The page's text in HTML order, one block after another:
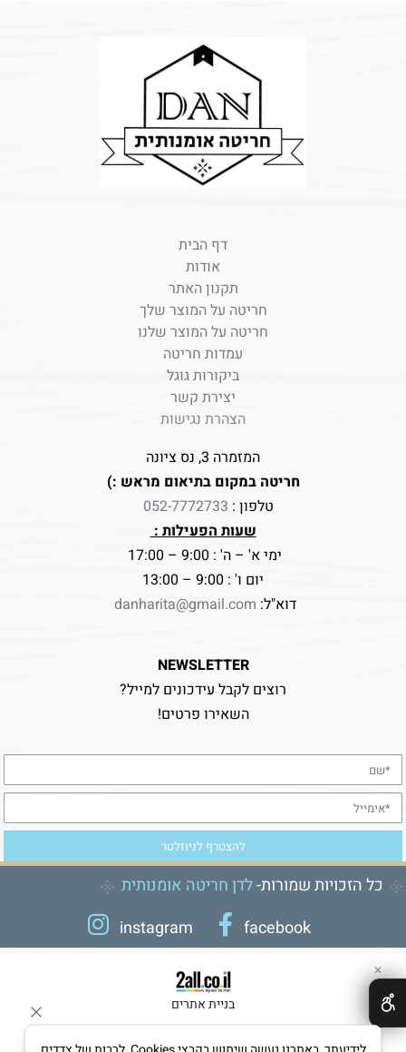
דף הבית
אודות
תקנון האתר
חריטה על המוצר שלך
חריטה על המוצר שלנו
עמדות חריטה
ביקורות גוגל
יצירת קשר
הצהרת נגישות
המזמרה 3, נס ציונה
חריטה במקום בתיאום מראש :)
טלפון : 052-7772733
שעות הפעילות :
ימי א' – ה' : 9:00 – 17:00
יום ו' : 9:00 – 13:00
דוא"ל: danharita@gmail.com
NEWSLETTER
רוצים לקבל עידכונים למייל?
השאירו פרטים!
כל הזכויות שמורות-לדן חריטה אומנותית
instagram
facebook
בניית אתרים
✕